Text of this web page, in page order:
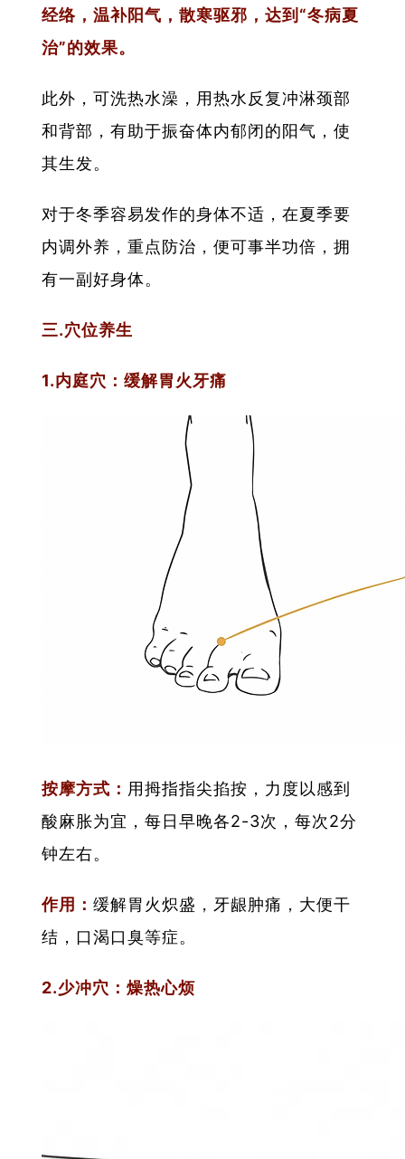
经络，温补阳气，散寒驱邪，达到“冬病夏
治”的效果。
此外，可洗热水澡，用热水反复冲淋颈部
和背部，有助于振奋体内郁闭的阳气，使
其生发。
对于冬季容易发作的身体不适，在夏季要
内调外养，重点防治，便可事半功倍，拥
有一副好身体。
三.穴位养生
1.内庭穴：缓解胃火牙痛
按摩方式： 用拇指指尖掐按，力度以感到
酸麻胀为宜，每日早晚各2-3次，每次2分
钟左右。
作用：缓解胃火炽盛，牙龈肿痛，大便干
结，口渴口臭等症。
2.少冲穴：燥热心烦